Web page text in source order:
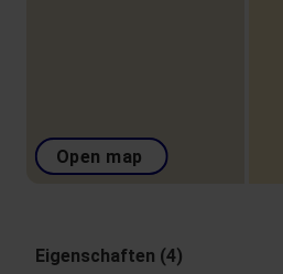
Open map
Eigenschaften (4)